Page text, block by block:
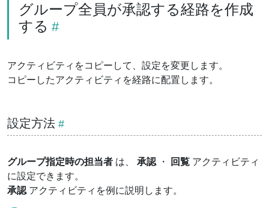
グループ全員が承認する経路を作成
する
アクティビティをコピーして、設定を変更します。
コピーしたアクティビティを経路に配置します。
設定方法
グループ指定時の担当者 は、 承認 ・ 回覧 アクティビティ
に設定できます。
承認 アクティビティを例に説明します。